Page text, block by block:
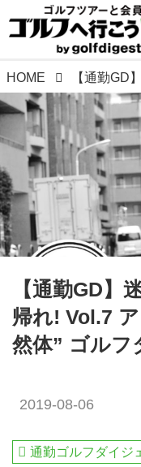
HOME
【通勤GD】
帰れ! Vol.7
然体” ゴルフ
2019-08-06
通勤ゴルフダイジ